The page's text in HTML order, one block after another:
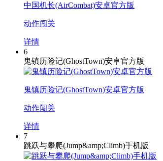
中国机长(AirCombat)安卓官方版
动作闯关
详情
6
鬼镇历险记(GhostTown)安卓官方版
鬼镇历险记(GhostTown)安卓官方版
动作闯关
详情
7
跳跃与攀爬(Jump&amp;Climb)手机版